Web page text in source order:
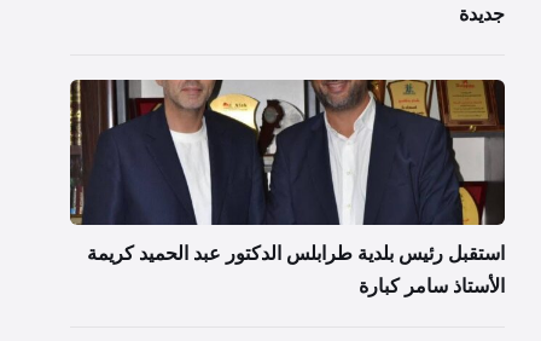
جديدة
استقبل رئيس بلدية طرابلس الدكتور عبد الحميد كريمة
الأستاذ سامر كبارة